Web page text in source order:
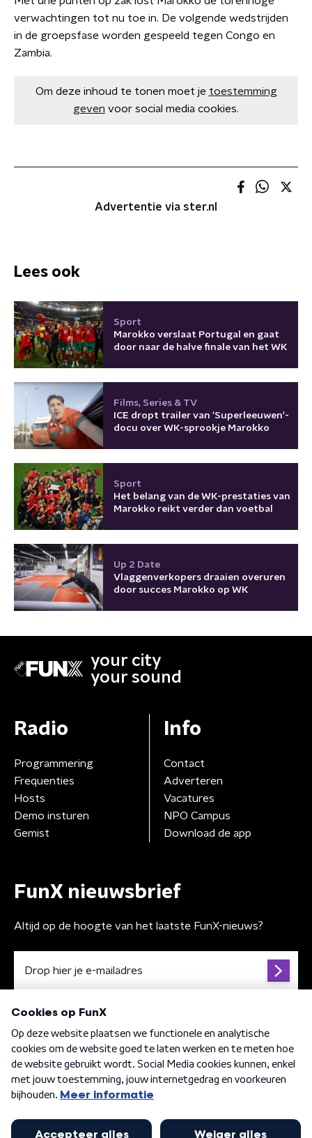
verwachtingen tot nu toe in. De volgende wedstrijden
in de groepsfase worden gespeeld tegen Congo en
Zambia.
Om deze inhoud te tonen moet je toestemming
geven voor social media cookies.
Advertentie via ster.nl
Lees ook
Sport
Marokko verslaat Portugal en gaat
door naar de halve finale van het WK
Films, Series & TV
ICE dropt trailer van 'Superleeuwen'-
docu over WK-sprookje Marokko
Sport
Het belang van de WK-prestaties van
Marokko reikt verder dan voetbal
Up 2 Date
Vlaggenverkopers draaien overuren
door succes Marokko op WK
your city
your sound
Radio
Programmering
Frequenties
Hosts
Demo insturen
Gemist
Info
Contact
Adverteren
Vacatures
NPO Campus
Download de app
FunX nieuwsbrief
Altijd op de hoogte van het laatste FunX-nieuws?
Algemene voorwaarden Privacybeleid